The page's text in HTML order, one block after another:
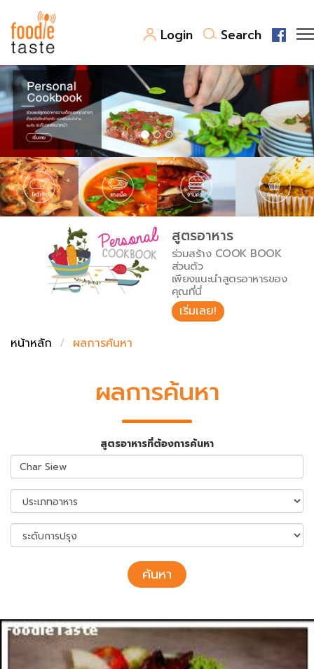
Login Search
สูตรอาหาร
สูตรอาหารล่าสุด
Top Foodie
พาไปชิม
สารพันก้นครัว
เคล็ดลับน่ารู้
เปรียบเทียบหน่วยการตวง
เปรียบเทียบอุณหภูมิ
เปรียบเทียบน้ำหนักวัตถุดิบ
FoodPedia
สร้าง Cookbook
สูตรอาหาร
ร่วมสร้าง COOK BOOK
ส่วนตัว
เพียงแนะนำสูตรอาหารของ
คุณที่นี่
เริ่มเลย!
หน้าหลัก
ผลการค้นหา
ผลการค้นหา
สูตรอาหารที่ต้องการค้นหา
ค้นหา